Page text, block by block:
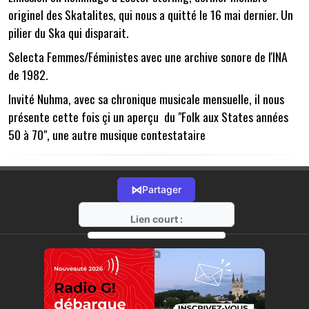
originel des Skatalites, qui nous a quitté le 16 mai dernier. Un
pilier du Ska qui disparait.
Selecta Femmes/Féministes avec une archive sonore de l'INA
de 1982.
Invité Nuhma, avec sa chronique musicale mensuelle, il nous
présente cette fois çi un aperçu du "Folk aux States années
50 à 70", une autre musique contestataire
⋈Partager
Lien court :
https://radio-g.fr?11629
⧉